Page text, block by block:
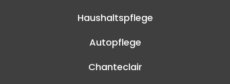
Haushaltspflege
Autopflege
Chanteclair